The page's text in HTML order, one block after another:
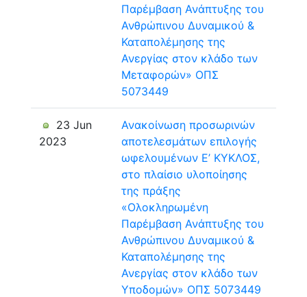
Παρέμβαση Ανάπτυξης του
Ανθρώπινου Δυναμικού &
Καταπολέμησης της
Ανεργίας στον κλάδο των
Μεταφορών» ΟΠΣ
5073449
23 Jun
2023
Ανακοίνωση προσωρινών
αποτελεσμάτων επιλογής
ωφελουμένων Ε’ ΚΥΚΛΟΣ,
στο πλαίσιο υλοποίησης
της πράξης
«Ολοκληρωμένη
Παρέμβαση Ανάπτυξης του
Ανθρώπινου Δυναμικού &
Καταπολέμησης της
Ανεργίας στον κλάδο των
Υποδομών» ΟΠΣ 5073449